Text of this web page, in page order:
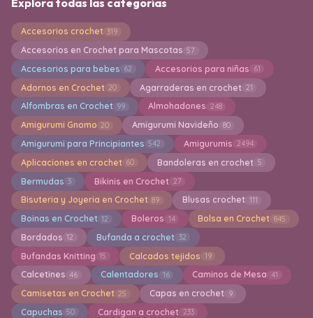
Accesorios crochet 319
Accesorios en Crochet para Mascotas 57
Accesorios para bebes 62 Accesorios para niñas 61
Adornos en Crochet 20 Agarraderas en crochet 21
Alfombras en Crochet 99 Almohadones 248
Amigurumi Gnomo 20 Amigurumi Navideño 80
Amigurumi para Principiantes 542 Amigurumis 2494
Aplicaciones en crochet 60 Bandoleras en crochet 5
Bermudas 3 Bikinis en Crochet 27
Bisuteria y Joyeria en Crochet 89 Blusas crochet 111
Boinas en Crochet 12 Boleros 14 Bolsa en Crochet 845
Bordados 12 Bufanda a crochet 32
Bufandas Knitting 15 Calcados tejidos 19
Calcetines 46 Calentadores 16 Caminos de Mesa 41
Camisetas en Crochet 25 Capas en crochet 9
Capuchas 50 Cardigan a crochet 233